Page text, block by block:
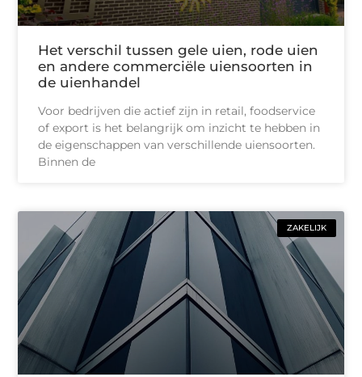
Het verschil tussen gele uien, rode uien
en andere commerciële uiensoorten in
de uienhandel
Voor bedrijven die actief zijn in retail, foodservice
of export is het belangrijk om inzicht te hebben in
de eigenschappen van verschillende uiensoorten.
Binnen de
ZAKELIJK